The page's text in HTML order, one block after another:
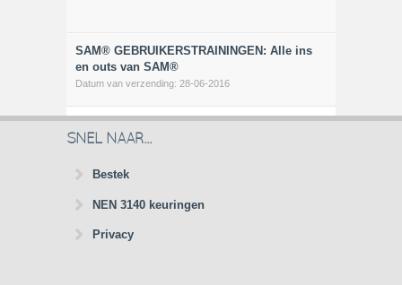
SAM® GEBRUIKERSTRAININGEN: Alle ins
en outs van SAM®
Datum van verzending: 28-06-2016
SNEL NAAR...
Bestek
NEN 3140 keuringen
Privacy